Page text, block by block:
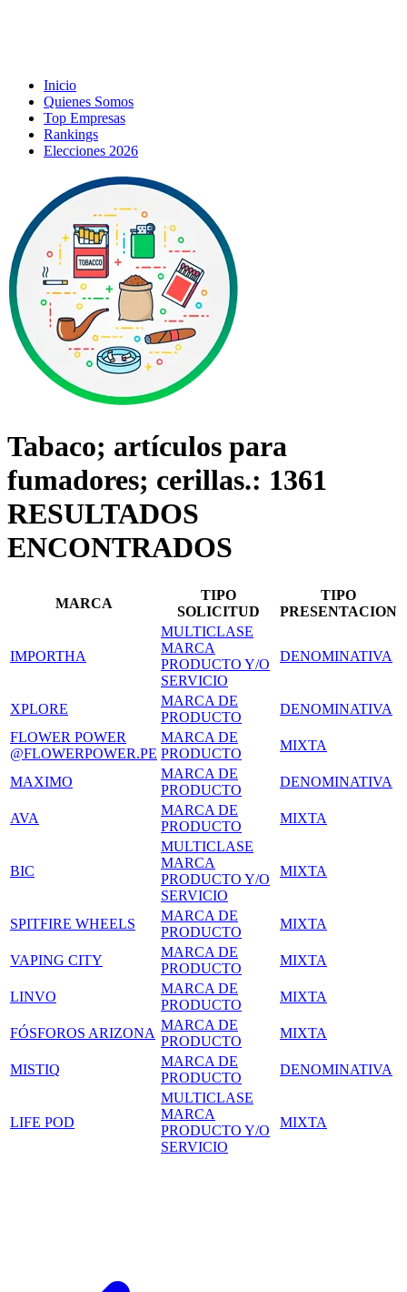
Inicio
Quienes Somos
Top Empresas
Rankings
Elecciones 2026
Tabaco; artículos para
fumadores; cerillas.: 1361
RESULTADOS
ENCONTRADOS
MARCA
TIPO
SOLICITUD
TIPO
PRESENTACION
IMPORTHA
MULTICLASE
MARCA
PRODUCTO Y/O
SERVICIO
DENOMINATIVA
XPLORE
MARCA DE
PRODUCTO
DENOMINATIVA
FLOWER POWER
@FLOWERPOWER.PE
MARCA DE
PRODUCTO
MIXTA
MAXIMO
MARCA DE
PRODUCTO
DENOMINATIVA
AVA
MARCA DE
PRODUCTO
MIXTA
BIC
MULTICLASE
MARCA
PRODUCTO Y/O
SERVICIO
MIXTA
SPITFIRE WHEELS
MARCA DE
PRODUCTO
MIXTA
VAPING CITY
MARCA DE
PRODUCTO
MIXTA
LINVO
MARCA DE
PRODUCTO
MIXTA
FÓSFOROS ARIZONA
MARCA DE
PRODUCTO
MIXTA
MISTIQ
MARCA DE
PRODUCTO
DENOMINATIVA
LIFE POD
MULTICLASE
MARCA
PRODUCTO Y/O
SERVICIO
MIXTA